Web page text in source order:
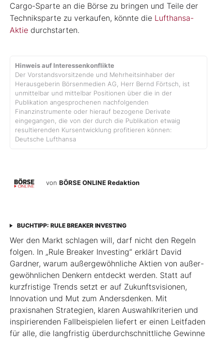
Cargo-Sparte an die Börse zu bringen und Teile der
Techniksparte zu verkaufen, könnte die Lufthansa-
Aktie durchstarten.
Hinweis auf Interessenkonflikte
Der Vorstandsvorsitzende und Mehrheitsinhaber der
Herausgeberin Börsenmedien AG, Herr Bernd Förtsch, ist
unmittelbar und mittelbar Positionen über die in der
Publikation angesprochenen nachfolgenden
Finanzinstrumente oder hierauf bezogene Derivate
eingegangen, die von der durch die Publikation etwaig
resultierenden Kursentwicklung profitieren können:
Deutsche Lufthansa
von BÖRSE ONLINE Redaktion
BUCHTIPP: RULE BREAKER INVESTING
Wer den Markt schlagen will, darf nicht den Regeln
folgen. In „Rule Breaker Investing“ erklärt David
Gardner, warum außergewöhnliche Aktien von außer­
gewöhnlichen Denkern entdeckt werden. Statt auf
kurzfristige Trends setzt er auf Zukunftsvisionen,
Innovation und Mut zum Andersdenken. Mit
praxisnahen Strategien, klaren Auswahlkriterien und
inspirierenden Fallbeispielen liefert er einen Leit­faden
für alle, die langfristig überdurchschnittliche Gewinne